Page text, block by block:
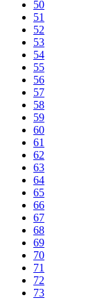
50
51
52
53
54
55
56
57
58
59
60
61
62
63
64
65
66
67
68
69
70
71
72
73